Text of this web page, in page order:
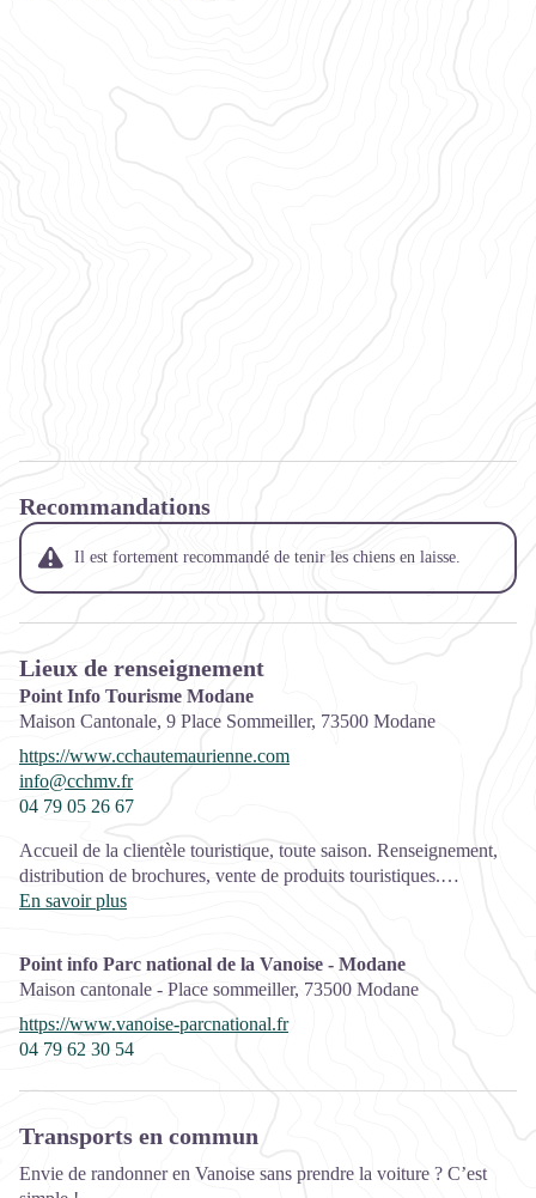
Recommandations
Il est fortement recommandé de tenir les chiens en laisse.
Lieux de renseignement
Point Info Tourisme Modane
Maison Cantonale, 9 Place Sommeiller, 73500 Modane
https://www.cchautemaurienne.com
info@cchmv.fr
04 79 05 26 67
Accueil de la clientèle touristique, toute saison. Renseignement,
distribution de brochures, vente de produits touristiques.
Ouverture:
Services:
Animaux acceptés, Accès Internet Wifi, Location de VTT à
assistance électrique
17/11/2017
En savoir plus
Point info Parc national de la Vanoise - Modane
Maison cantonale - Place sommeiller, 73500 Modane
https://www.vanoise-parcnational.fr
04 79 62 30 54
Transports en commun
Envie de randonner en Vanoise sans prendre la voiture ? C’est